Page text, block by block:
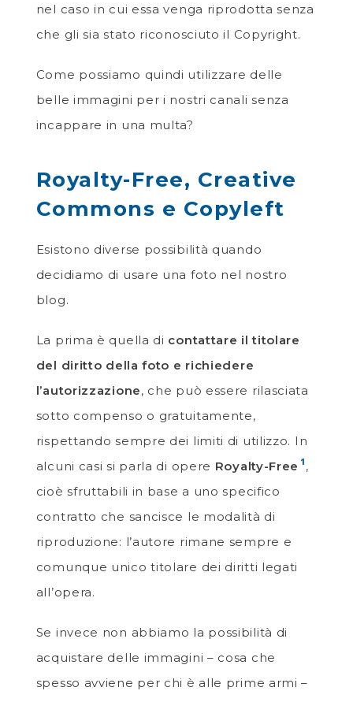
nel caso in cui essa venga riprodotta senza
che gli sia stato riconosciuto il Copyright.
Come possiamo quindi utilizzare delle
belle immagini per i nostri canali senza
incappare in una multa?
Royalty-Free, Creative
Commons e Copyleft
Esistono diverse possibilità quando
decidiamo di usare una foto nel nostro
blog.
La prima è quella di contattare il titolare
del diritto della foto e richiedere
l’autorizzazione, che può essere rilasciata
sotto compenso o gratuitamente,
rispettando sempre dei limiti di utilizzo. In
alcuni casi si parla di opere Royalty-Free 1 ,
cioè sfruttabili in base a uno specifico
contratto che sancisce le modalità di
riproduzione: l’autore rimane sempre e
comunque unico titolare dei diritti legati
all’opera.
Se invece non abbiamo la possibilità di
acquistare delle immagini – cosa che
spesso avviene per chi è alle prime armi –